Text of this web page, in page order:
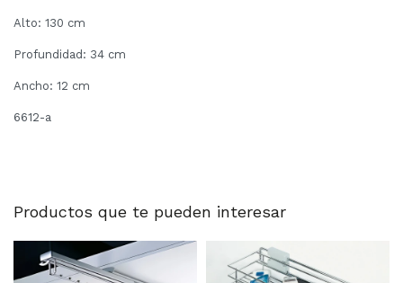
Alto: 130 cm
Profundidad: 34 cm
Ancho: 12 cm
6612-a
Productos que te pueden interesar